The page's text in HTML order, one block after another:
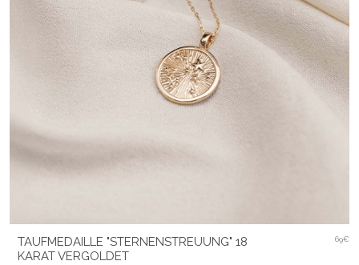
TAUFMEDAILLE "STERNENSTREUUNG" 18
KARAT VERGOLDET
69€